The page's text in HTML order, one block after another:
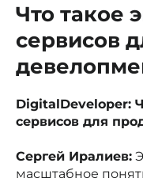
Что такое
сервисов
DigitalDeveloper:
сервисов для
Сергей Иралиев:
масштабное